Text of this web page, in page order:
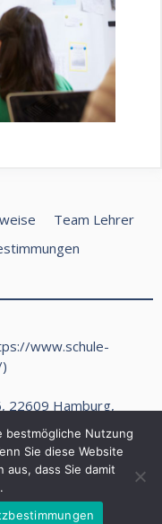
Team Lehrer
www.schule-
)
22609 Hamburg,
(0) 40 468990
©
bestmögliche Nutzung
Sie diese Website
dass Sie damit